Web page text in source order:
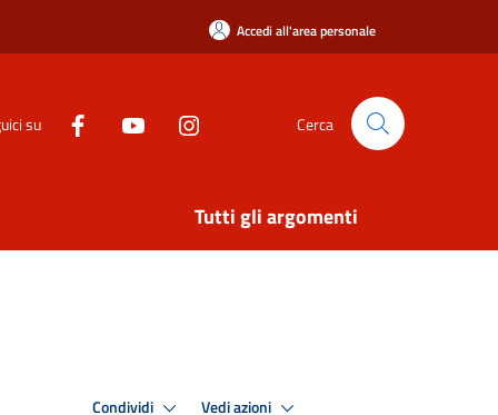
Accedi all'area personale
su Cerca
Tutti gli argomenti
Condividi Vedi azioni